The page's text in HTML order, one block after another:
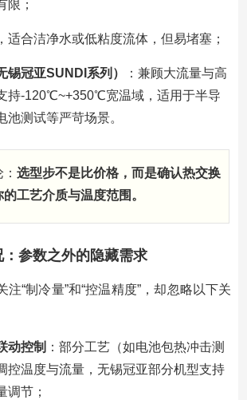
限；
适合洁净水或低粘度流体，但易堵塞；
锡冠亚SUNDI系列）
：兼顾大流量与高
持-120℃~+350℃宽温域，适用于半导
池测试等严苛场景。
选型步不是比价格，而是确认热交换
工艺介质与温度范围。
参数之外的隐藏需求
注“制冷量”和“控温精度”，却忽略以下关
动控制 ：部分工艺（如电池包热冲击测
控温度与流量，无锡冠亚部分机型支持
调节；